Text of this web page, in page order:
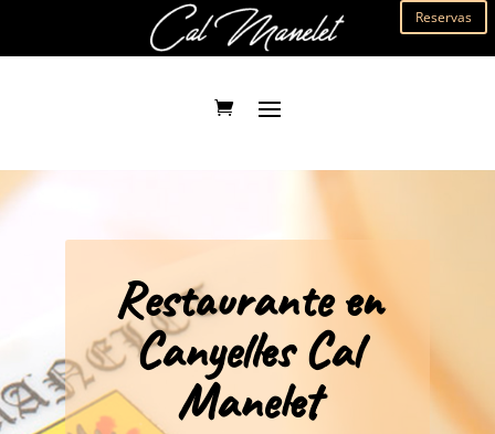
Reservas
Restaurante en
Canyelles Cal
Manelet